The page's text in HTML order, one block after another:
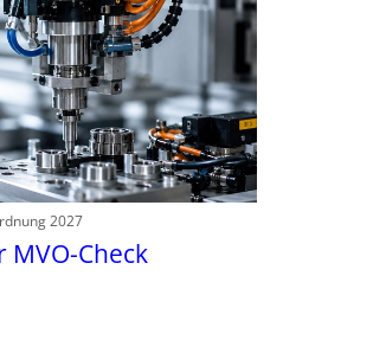
2027
MVO-Check